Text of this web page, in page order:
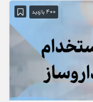
400 بازدید